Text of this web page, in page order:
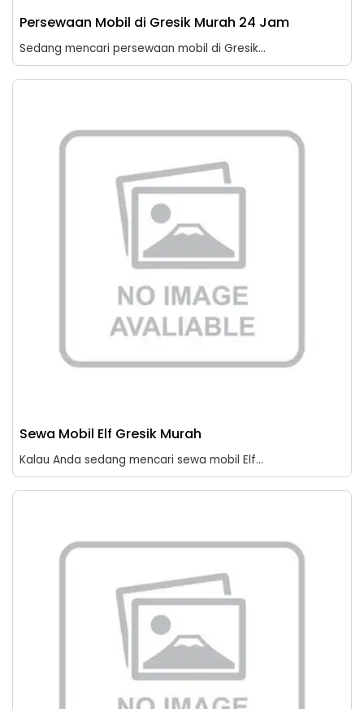
Persewaan Mobil di Gresik Murah 24 Jam
Sedang mencari persewaan mobil di Gresik...
Sewa Mobil Elf Gresik Murah
Kalau Anda sedang mencari sewa mobil Elf...